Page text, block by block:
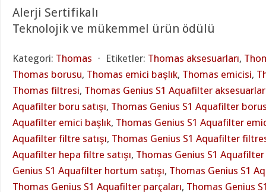
Alerji Sertifikalı
Teknolojik ve mükemmel ürün ödülü
Kategori: Thomas ⋅ Etiketler: Thomas aksesuarları,
Thomas borusu, Thomas emici başlık, Thomas emicisi,
Thomas filtresi, Thomas Genius S1 Aquafilter
Aquafilter boru satışı, Thomas Genius S1 Aquafilter
Aquafilter emici başlık, Thomas Genius S1 Aquafilter
Aquafilter filtre satışı, Thomas Genius S1 Aquafilter
Aquafilter hepa filtre satışı, Thomas Genius S1
Genius S1 Aquafilter hortum satışı, Thomas Genius S1
Thomas Genius S1 Aquafilter parçaları, Thomas Genius